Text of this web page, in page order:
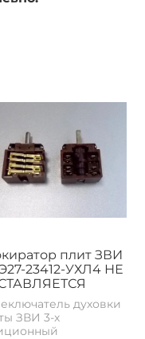
плит ЗВИ
23412-УХЛ4 НЕ
духовки
ЗВИ 3-х